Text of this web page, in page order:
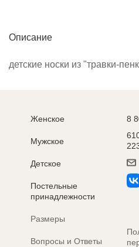
Описание
детские носки из "травки-
Женское
Мужское
Детское
Постельные
принадлежности
Размеры
Вопросы и Ответы
8